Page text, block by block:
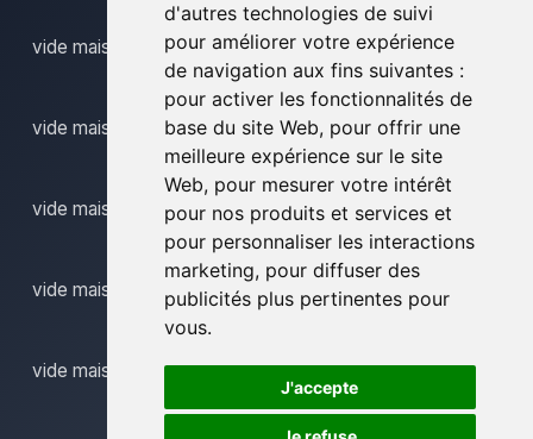
d'autres technologies de suivi
pour améliorer votre expérience
de navigation aux fins suivantes :
pour activer les fonctionnalités de
base du site Web, pour offrir une
meilleure expérience sur le site
Web, pour mesurer votre intérêt
pour nos produits et services et
pour personnaliser les interactions
marketing, pour diffuser des
publicités plus pertinentes pour
vous.
J'accepte
vide maison noville sur mehaigne
vide maison rhisnes
vide maison rochefort
vide maison somzee
vide maison spontin